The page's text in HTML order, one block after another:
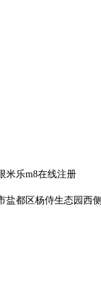
米乐m8在线注册
盐都区杨侍生态园西侧